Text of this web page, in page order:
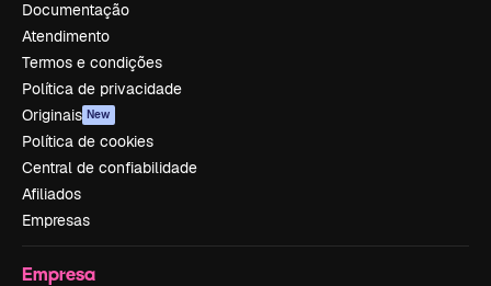
Documentação
Atendimento
Termos e condições
Política de privacidade
Originais New
Política de cookies
Central de confiabilidade
Afiliados
Empresas
Empresa